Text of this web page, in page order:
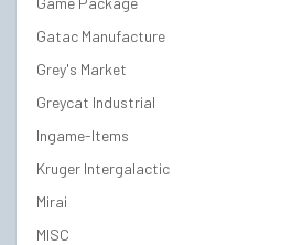
Gatac Manufacture
Grey's Market
Greycat Industrial
Ingame-Items
Kruger Intergalactic
Mirai
MISC